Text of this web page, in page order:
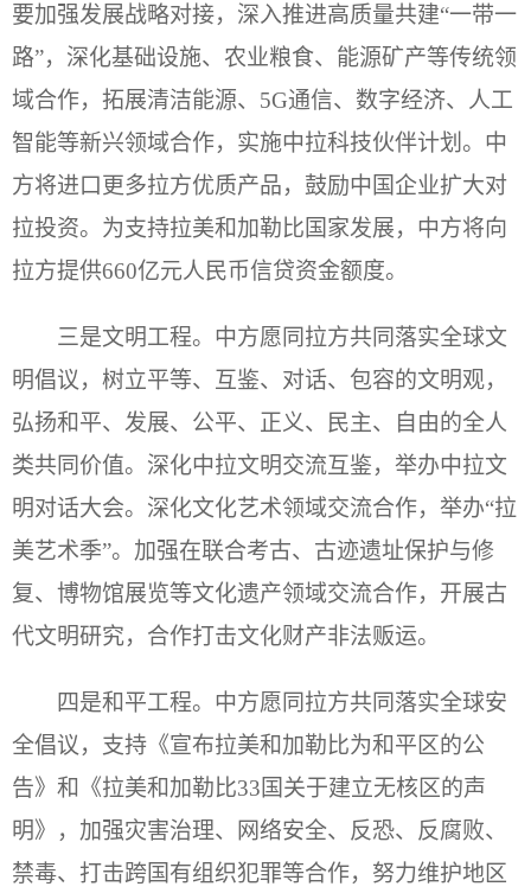
要加强发展战略对接，深入推进高质量共建“一带一
路”，深化基础设施、农业粮食、能源矿产等传统领
域合作，拓展清洁能源、5G通信、数字经济、人工
智能等新兴领域合作，实施中拉科技伙伴计划。中
方将进口更多拉方优质产品，鼓励中国企业扩大对
拉投资。为支持拉美和加勒比国家发展，中方将向
拉方提供660亿元人民币信贷资金额度。
三是文明工程。中方愿同拉方共同落实全球文
明倡议，树立平等、互鉴、对话、包容的文明观，
弘扬和平、发展、公平、正义、民主、自由的全人
类共同价值。深化中拉文明交流互鉴，举办中拉文
明对话大会。深化文化艺术领域交流合作，举办“拉
美艺术季”。加强在联合考古、古迹遗址保护与修
复、博物馆展览等文化遗产领域交流合作，开展古
代文明研究，合作打击文化财产非法贩运。
四是和平工程。中方愿同拉方共同落实全球安
全倡议，支持《宣布拉美和加勒比为和平区的公
告》和《拉美和加勒比33国关于建立无核区的声
明》，加强灾害治理、网络安全、反恐、反腐败、
禁毒、打击跨国有组织犯罪等合作，努力维护地区